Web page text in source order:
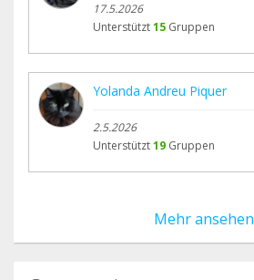
17.5.2026
Unterstützt15 Gruppen
Yolanda Andreu Piquer
2.5.2026
Unterstützt19 Gruppen
Mehr ansehen